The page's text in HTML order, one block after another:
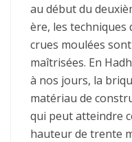
au début du
ère, les
crues moulées
maîtrisées. En
à nos jours, la
matériau de
qui peut atteindre
hauteur de trente